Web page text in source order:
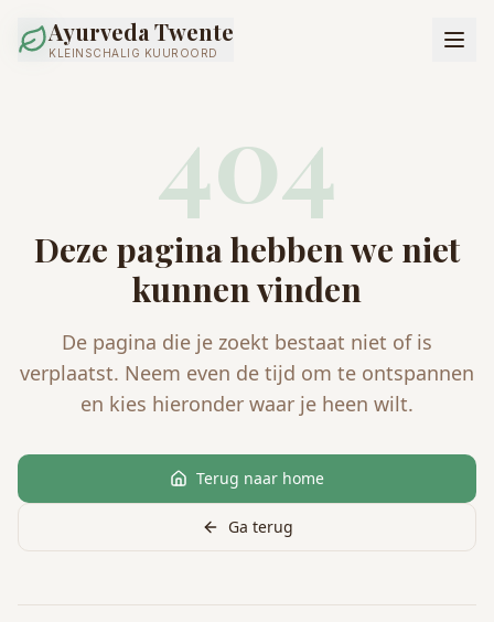
Ayurveda Twente
KLEINSCHALIG KUUROORD
404
Deze pagina hebben we niet
kunnen vinden
De pagina die je zoekt bestaat niet of is
verplaatst. Neem even de tijd om te ontspannen
en kies hieronder waar je heen wilt.
Terug naar home
Ga terug